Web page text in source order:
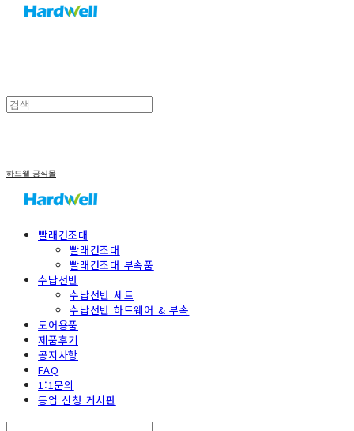
하드웰 공식몰
빨래건조대
빨래건조대
빨래건조대 부속품
수납선반
수납선반 세트
수납선반 하드웨어 & 부속
도어용품
제품후기
공지사항
FAQ
1:1문의
등업 신청 게시판